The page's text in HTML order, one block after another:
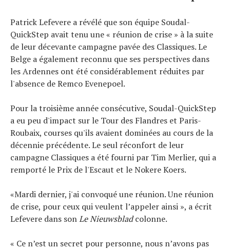
Patrick Lefevere a révélé que son équipe Soudal-
QuickStep avait tenu une « réunion de crise » à la suite
de leur décevante campagne pavée des Classiques. Le
Belge a également reconnu que ses perspectives dans
les Ardennes ont été considérablement réduites par
l'absence de Remco Evenepoel.
Pour la troisième année consécutive, Soudal-QuickStep
a eu peu d'impact sur le Tour des Flandres et Paris-
Roubaix, courses qu'ils avaient dominées au cours de la
décennie précédente. Le seul réconfort de leur
campagne Classiques a été fourni par Tim Merlier, qui a
remporté le Prix de l'Escaut et le Nokere Koers.
«Mardi dernier, j'ai convoqué une réunion. Une réunion
de crise, pour ceux qui veulent l’appeler ainsi », a écrit
Lefevere dans sonLe Nieuwsbladcolonne.
« Ce n’est un secret pour personne, nous n’avons pas
Technologies
Tests de produits
Conseils
Tendances
Tous nos articles